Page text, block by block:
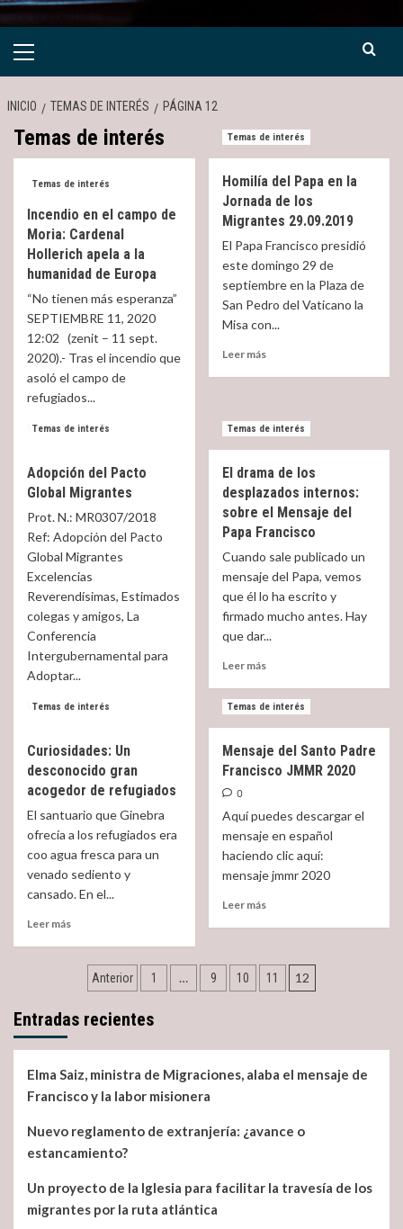
Menú
INICIO TEMAS DE INTERÉS PÁGINA 12
Temas de interés
Temas de interés
Incendio en el campo de
Moria: Cardenal
Hollerich apela a la
humanidad de Europa
“No tienen más esperanza”
SEPTIEMBRE 11, 2020
12:02 (zenit – 11 sept.
2020).- Tras el incendio que
asoló el campo de
refugiados...
Leer másRead
Incendio
en
el
de
Moria:
Cardenal
Hollerich
apela
humanidad
de
Temas de interés
Homilía del Papa en la
Jornada de los
Migrantes 29.09.2019
El Papa Francisco presidió
este domingo 29 de
septiembre en la Plaza de
San Pedro del Vaticano la
Misa con...
Leer másRead
del
Papa
en
la
Jornada
de
Migrantes
29.09.2019
Temas de interés
Adopción del Pacto
Global Migrantes
Prot. N.: MR­0307/2018
Ref: Adopción del Pacto
Global Migrantes
Excelencias
Reverendísimas, Estimados
colegas y amigos, La
Conferencia
Intergubernamental para
Adoptar...
Leer másRead
Adopción
del
Pacto
Migrantes
Temas de interés
El drama de los
desplazados internos:
sobre el Mensaje del
Papa Francisco
Cuando sale publicado un
mensaje del Papa, vemos
que él lo ha escrito y
firmado mucho antes. Hay
que dar...
Leer másRead
about
El
drama
de
los
sobre
el
Mensaje
del
Papa
Francisco
Temas de interés
Curiosidades: Un
desconocido gran
acogedor de refugiados
El santuario que Ginebra
ofrecía a los refugiados era
coo agua fresca para un
venado sediento y
cansado. En el...
Leer más
Curiosidades:
gran
refugiados
Temas de interés
Mensaje del Santo Padre
Francisco JMMR 2020
0
Aquí puedes descargar el
mensaje en español
haciendo clic aquí:
mensaje jmmr 2020
Leer másRead
del
Santo
Navegación
de
Anterior 1 … 9 10 11 12
Entradas recientes
Elma Saiz, ministra de Migraciones, alaba el mensaje de
Francisco y la labor misionera
Nuevo reglamento de extranjería: ¿avance o
estancamiento?
Un proyecto de la Iglesia para facilitar la travesía de los
migrantes por la ruta atlántica